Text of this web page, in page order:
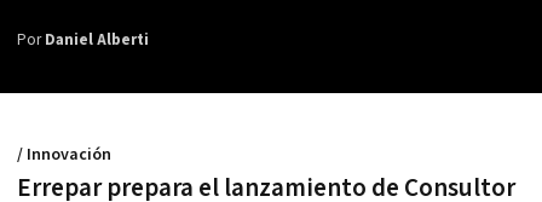
PorDaniel Alberti
Errepar prepara el lanzamiento de Consultor
/ Innovación